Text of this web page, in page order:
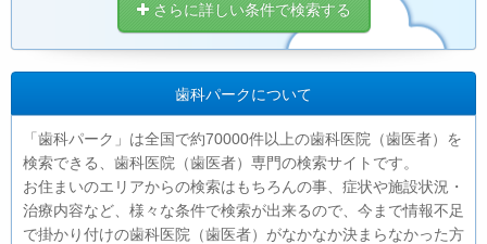
さらに詳しい条件で検索する
歯科パークについて
「歯科パーク」は全国で約70000件以上の歯科医院（歯医者）を
検索できる、歯科医院（歯医者）専門の検索サイトです。
お住まいのエリアからの検索はもちろんの事、症状や施設状況・
治療内容など、様々な条件で検索が出来るので、今まで情報不足
で掛かり付けの歯科医院（歯医者）がなかなか決まらなかった方